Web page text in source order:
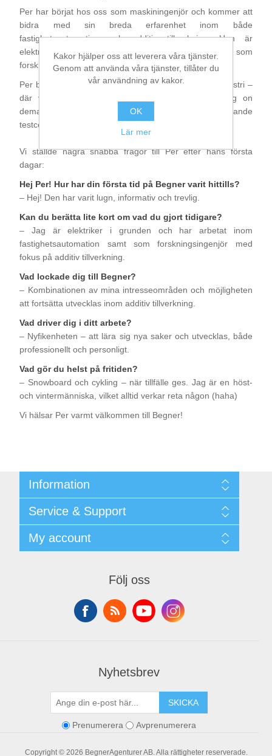
Målnings- och ytbehandlingssystem
Per har börjat hos oss som maskiningenjör och kommer att
bidra med sin breda erfarenhet inom både
fastighetsautomation och additiv tillverkning. Han är
elektriker i grunden och har även arbetat som
forskningsingenjör med fokus på additiv tillverkning.
Per blir en viktig del av vår satsning på framtidens industri –
där vi utvecklar nya möjligheter inom manufacturing on
demand och hållbar produktion genom vårt kommande
testcenter i Falun.
Vi ställde några snabba frågor till Per efter hans första
dagar:
Hej Per! Hur har din första tid på Begner varit hittills?
– Hej! Den har varit lugn, informativ och trevlig.
Kan du berätta lite kort om vad du gjort tidigare?
– Jag är elektriker i grunden och har arbetat inom
fastighetsautomation samt som forskningsingenjör med
fokus på additiv tillverkning.
Vad lockade dig till Begner?
– Kombinationen av mina intresseområden och möjligheten
att fortsätta utvecklas inom additiv tillverkning.
Vad driver dig i ditt arbete?
– Nyfikenheten – att lära sig nya saker och utvecklas, både
professionellt och personligt.
Vad gör du helst på fritiden?
– Snowboard och cykling – när tillfälle ges. Jag är en höst-
och vintermänniska, vilket alltid verkar reta någon (haha)
Vi hälsar Per varmt välkommen till Begner!
Information
Shipping & returns
Integritetspolicy
Terms & Conditions
Begner System / iba Nordic
Service & Support
Leverantörslista
My account
Följ oss
Nyhetsbrev
SKICKA
Prenumerera Avprenumerera
Copyright © 2026 BegnerAgenturer AB. Alla rättigheter reserverade.
Kakor hjälper oss att leverera våra tjänster.
Genom att använda våra tjänster, tillåter du
vår användning av kakor.
OK
Lär mer